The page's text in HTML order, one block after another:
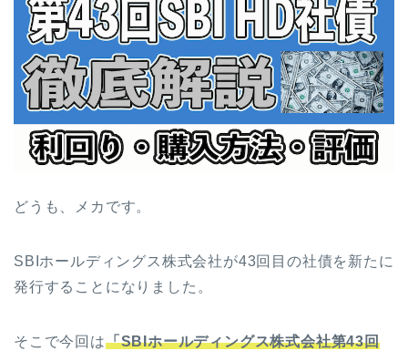
どうも、メカです。
SBIホールディングス株式会社が43回目の社債を新たに
発行することになりました。
そこで今回は「SBIホールディングス株式会社第43回